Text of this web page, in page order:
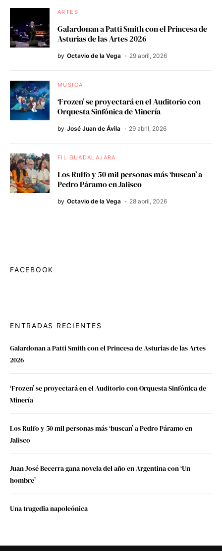
ARTES
Galardonan a Patti Smith con el Princesa de
Asturias de las Artes 2026
by Octavio de la Vega 29 abril, 2026
MÚSICA
‘Frozen’ se proyectará en el Auditorio con
Orquesta Sinfónica de Minería
by José Juan de Ávila 29 abril, 2026
FIL GUADALAJARA
Los Rulfo y 50 mil personas más ‘buscan’ a
Pedro Páramo en Jalisco
by Octavio de la Vega 28 abril, 2026
FACEBOOK
ENTRADAS RECIENTES
Galardonan a Patti Smith con el Princesa de Asturias de las Artes
2026
‘Frozen’ se proyectará en el Auditorio con Orquesta Sinfónica de
Minería
Los Rulfo y 50 mil personas más ‘buscan’ a Pedro Páramo en
Jalisco
Juan José Becerra gana novela del año en Argentina con ‘Un
hombre’
Una tragedia napoleónica